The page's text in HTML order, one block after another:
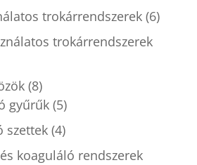
trokárrendszerek (6)
trokárrendszerek
(8)
gyűrűk (5)
szettek (4)
koaguláló rendszerek